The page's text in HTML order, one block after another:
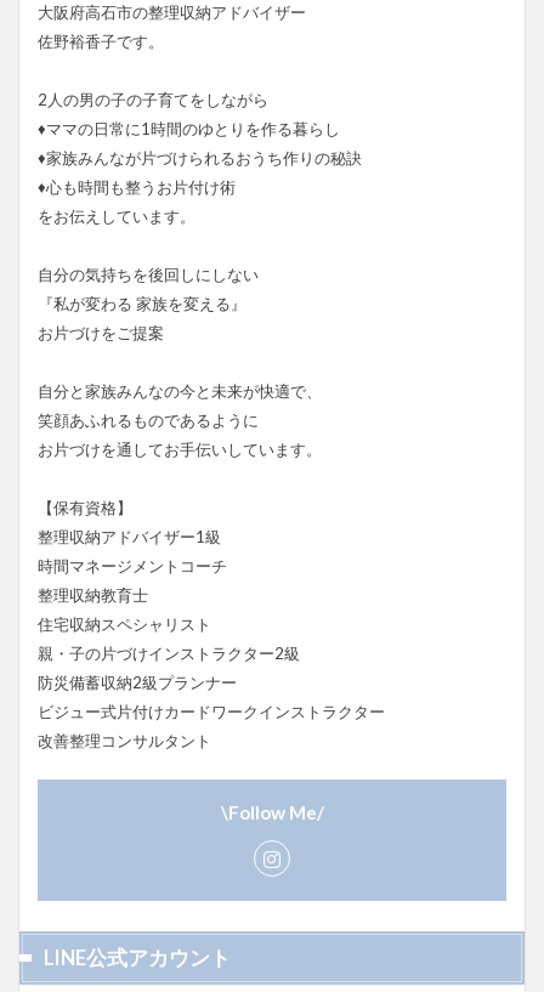
大阪府高石市の整理収納アドバイザー
佐野裕香子です。
2人の男の子の子育てをしながら
♦ママの日常に1時間のゆとりを作る暮らし
♦家族みんなが片づけられるおうち作りの秘訣
♦心も時間も整うお片付け術
をお伝えしています。
自分の気持ちを後回しにしない
『私が変わる 家族を変える』
お片づけをご提案
自分と家族みんなの今と未来が快適で、
笑顔あふれるものであるように
お片づけを通してお手伝いしています。
【保有資格】
整理収納アドバイザー1級
時間マネージメントコーチ
整理収納教育士
住宅収納スペシャリスト
親・子の片づけインストラクター2級
防災備蓄収納2級プランナー
ビジュー式片付けカードワークインストラクター
改善整理コンサルタント
\Follow Me/
LINE公式アカウント